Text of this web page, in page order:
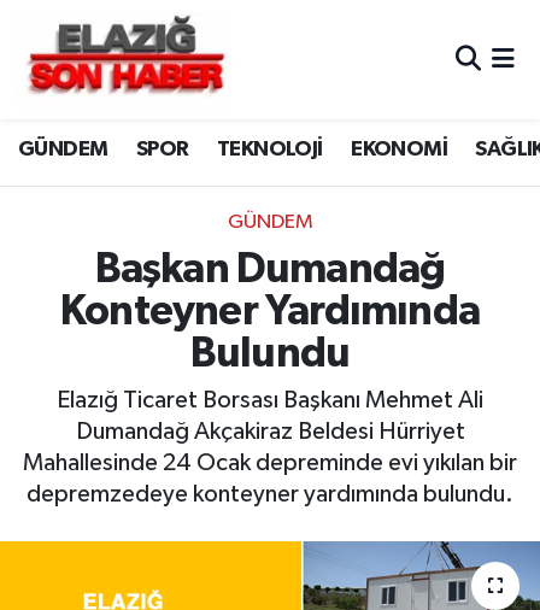
GÜNDEM SPOR TEKNOLOJİ EKONOMİ
GÜNDEM
Başkan Dumandağ
Konteyner Yardımında
Bulundu
Elazığ Ticaret Borsası Başkanı Mehmet Ali
Dumandağ Akçakiraz Beldesi Hürriyet
Mahallesinde 24 Ocak depreminde evi yıkılan bir
depremzedeye konteyner yardımında bulundu.
CANLI YAYIN
ASAYİŞ
BİLİM VE TEKNOLOJİ
DÜNYA
EKONOMİ
ELAZIĞ
Merkez Hava Durumu
Merkez Trafik Yoğunluk Haritası
Süper Lig Puan Durumu ve Fikstür
Tüm Manşetler
Son Dakika Haberleri
Haber Arşivi